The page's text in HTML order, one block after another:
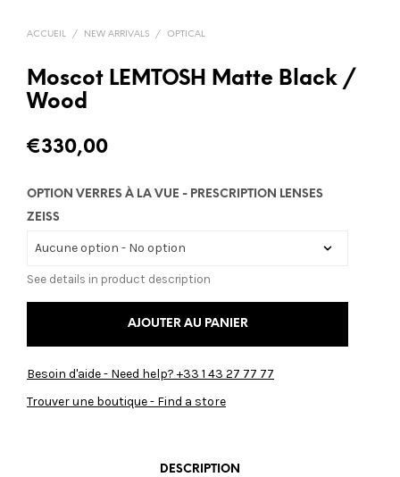
ACCUEIL / NEW ARRIVALS / OPTICAL
Moscot LEMTOSH Matte Black /
Wood
€330,00
OPTION VERRES À LA VUE - PRESCRIPTION LENSES
ZEISS
See details in product description
AJOUTER AU PANIER
Besoin d'aide - Need help? +33 1 43 27 77 77
Trouver une boutique - Find a store
DESCRIPTION